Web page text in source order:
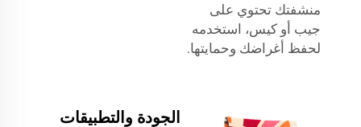
منشفتك تحتوي على
جيب أو كيس، استخدمه
لحفظ أغراضك وحمايتها.
الجودة والتطبيقات